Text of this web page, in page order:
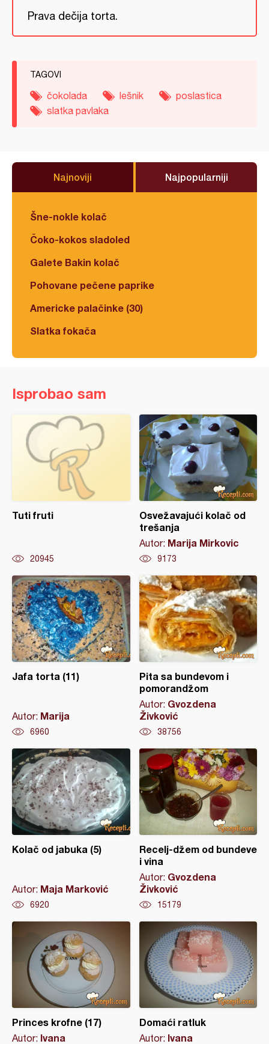
Prava dečija torta.
TAGOVI
čokolada lešnik
poslastica
slatka pavlaka
Najnoviji Najpopularniji
Šne-nokle kolač
Čoko-kokos sladoled
Galete Bakin kolač
Pohovane pečene paprike
Americke palačinke (30)
Slatka fokača
Isprobao sam
Tuti fruti
20945
Osvežavajući kolač od
trešanja
Autor: Marija Mirkovic
9173
Jafa torta (11)
Autor: Marija
6960
Pita sa bundevom i
pomorandžom
Autor: Gvozdena
Živković
38756
Kolač od jabuka (5)
Autor: Maja Marković
6920
Recelj-džem od bundeve
i vina
Autor: Gvozdena
Živković
15179
Princes krofne (17)
Autor: Ivana
Domaći ratluk
Autor: Ivana